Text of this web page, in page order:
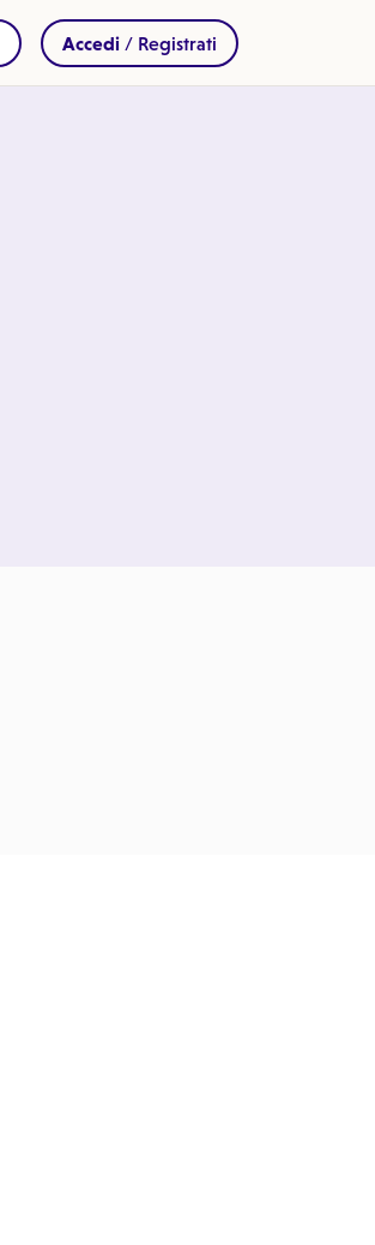
Accedi / Registrati